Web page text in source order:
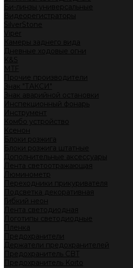
Би-линзы универсальные
Видеорегистраторы
SilverStone
Viper
Камеры заднего вида
Дневные ходовые огни
K&S
MTF
Прочие производители
Знак "ТАКСИ"
Знак аварийной остановки
Инспекционный фонарь
Инструмент
Комбо устройство
Ксенон
Блоки розжига
Блоки розжига штатные
Дополнительные аксессуары
Лента светоотражающая
Люминометр
Переходники прикуривателя
Подсветка декоративная
Гибкий неон
Лента светодиодная
Логотипы светодиодные
Пленка
Предохранители
Держатели предохранителей
Предохранитель CBT
Предохранитель Koito